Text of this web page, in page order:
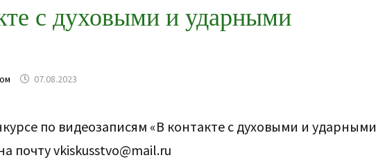
с духовыми и ударными
07.08.2023
по видеозаписям «В контакте с духовыми и ударными
почту vkiskusstvo@mail.ru